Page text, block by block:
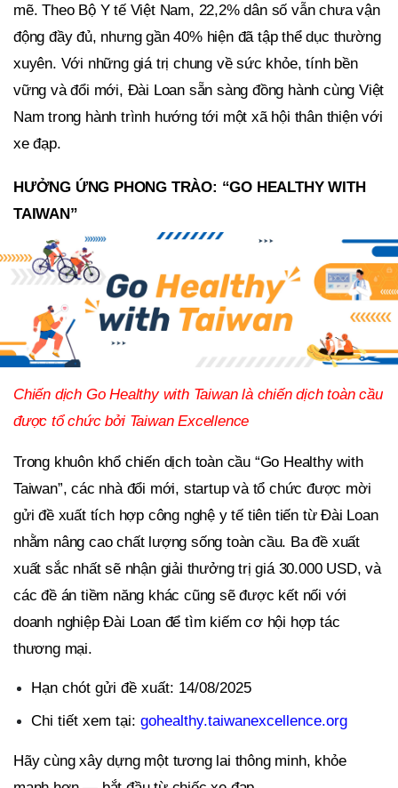
mẽ. Theo Bộ Y tế Việt Nam, 22,2% dân số vẫn chưa vận
động đầy đủ, nhưng gần 40% hiện đã tập thể dục thường
xuyên. Với những giá trị chung về sức khỏe, tính bền
vững và đổi mới, Đài Loan sẵn sàng đồng hành cùng Việt
Nam trong hành trình hướng tới một xã hội thân thiện với
xe đạp.
HƯỞNG ỨNG PHONG TRÀO: “GO HEALTHY WITH
TAIWAN”
Chiến dịch Go Healthy with Taiwan là chiến dịch toàn cầu
được tổ chức bởi Taiwan Excellence
Trong khuôn khổ chiến dịch toàn cầu “Go Healthy with
Taiwan”, các nhà đổi mới, startup và tổ chức được mời
gửi đề xuất tích hợp công nghệ y tế tiên tiến từ Đài Loan
nhằm nâng cao chất lượng sống toàn cầu. Ba đề xuất
xuất sắc nhất sẽ nhận giải thưởng trị giá 30.000 USD, và
các đề án tiềm năng khác cũng sẽ được kết nối với
doanh nghiệp Đài Loan để tìm kiếm cơ hội hợp tác
thương mại.
Hạn chót gửi đề xuất: 14/08/2025
Chi tiết xem tại: gohealthy.taiwanexcellence.org
Hãy cùng xây dựng một tương lai thông minh, khỏe